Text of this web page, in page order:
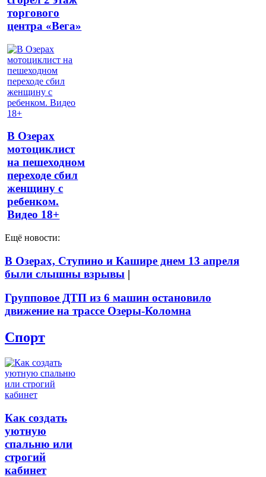
торгового
центра «Вега»
В Озерах
мотоциклист
на пешеходном
переходе сбил
женщину с
ребенком.
Видео 18+
Ещё новости:
В Озерах, Ступино и Кашире днем 13 апреля
были слышны взрывы |
Групповое ДТП из 6 машин остановило
движение на трассе Озеры-Коломна
Спорт
Как создать
уютную
спальню или
строгий
кабинет